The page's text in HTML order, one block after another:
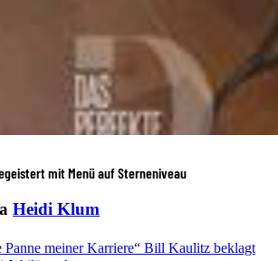
mit Menü auf Sterneniveau
Heidi Klum
Panne meiner Karriere“ Bill Kaulitz beklagt